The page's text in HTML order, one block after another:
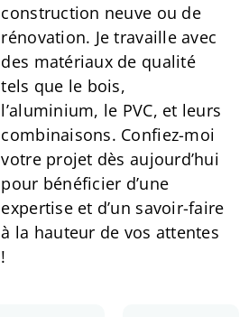
construction neuve ou de
rénovation. Je travaille avec
des matériaux de qualité
tels que le bois,
l’aluminium, le PVC, et leurs
combinaisons. Confiez-moi
votre projet dès aujourd’hui
pour bénéficier d’une
expertise et d’un savoir-faire
à la hauteur de vos attentes
!